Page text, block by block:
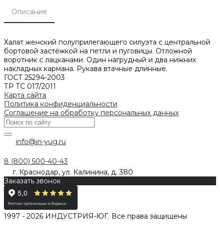
Описание
Халат женский полуприлегающего силуэта с центральной
бортовой застёжкой на петли и пуговицы. Отложной
воротник с лацканами. Один нагрудный и два нижних
накладных кармана. Рукава втачные длинные.
ГОСТ 25294-2003
ТР ТС 017/2011
Карта сайта
Политика конфиденциальности
Соглашение на обработку персональных данных
info@in-yug.ru
8 (800) 500-40-43
г. Краснодар, ул. Калинина, д. 380
Заказать звонок
1997 - 2026 ИНДУСТРИЯ-ЮГ. Все права защищены